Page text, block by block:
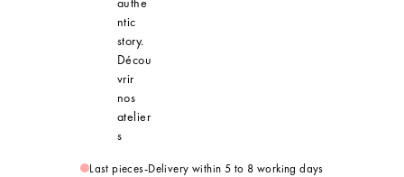
ntic
story.
Décou
vrir
nos
atelier
s
Last pieces-Delivery within 5 to 8 working days